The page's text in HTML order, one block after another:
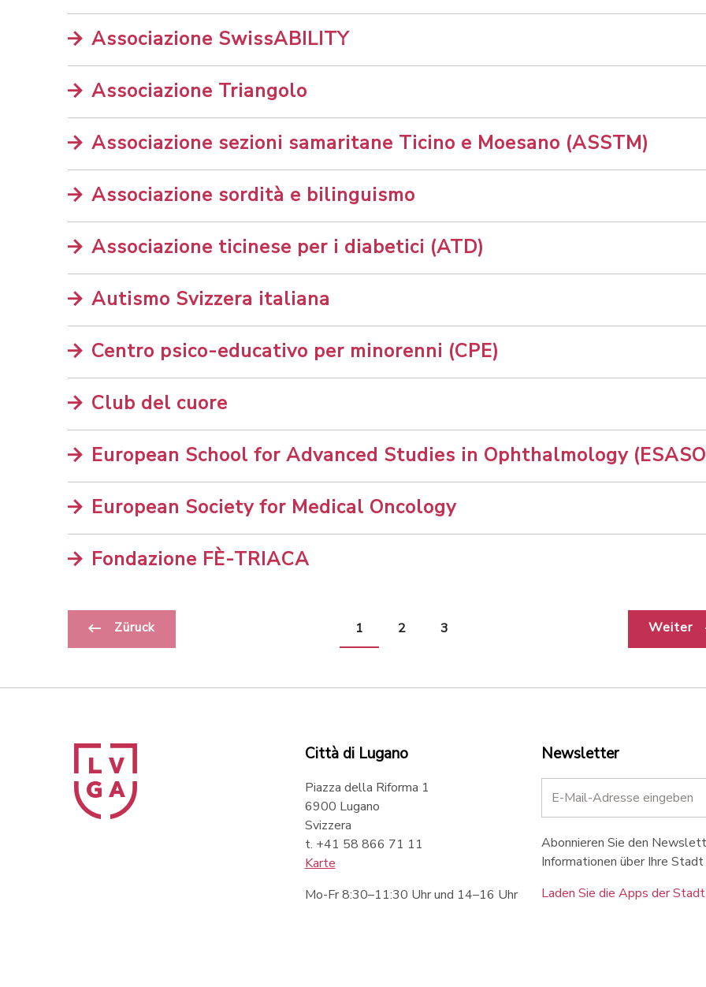
Associazione SwissABILITY
Associazione Triangolo
Associazione sezioni samaritane Ticino e Moesano (ASSTM)
Associazione sordità e bilinguismo
Associazione ticinese per i diabetici (ATD)
Autismo Svizzera italiana
Centro psico-educativo per minorenni (CPE)
Club del cuore
European School for Advanced Studies in Ophthalmology
European Society for Medical Oncology
Fondazione FÈ-TRIACA
Züruck 1 2 3 Weiter
Città di Lugano
Piazza della Riforma 1
6900 Lugano
Svizzera
t. +41 58 866 71 11
Karte
Mo-Fr 8:30–11:30 Uhr und 14–16 Uhr
Newsletter
Abonnieren Sie den
Informationen über Ihre
Laden Sie die Apps der